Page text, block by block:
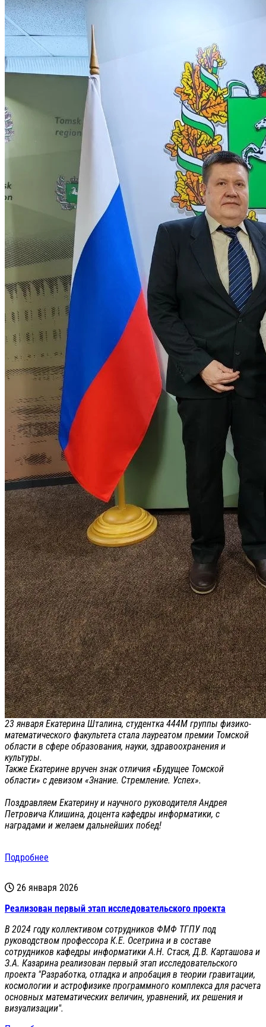
23 января Екатерина Шталина, студентка 444М группы физико-
математического факультета стала лауреатом премии Томской
области в сфере образования, науки, здравоохранения и
культуры.
Также Екатерине вручен знак отличия «Будущее Томской
области» с девизом «Знание. Стремление. Успех».
Поздравляем Екатерину и научного руководителя Андрея
Петровича Клишина, доцента кафедры информатики, с
наградами и желаем дальнейших побед!
Подробнее
26 января 2026
Реализован первый этап исследовательского проекта
В 2024 году коллективом сотрудников ФМФ ТГПУ под
руководством профессора К.Е. Осетрина и в составе
сотрудников кафедры информатики А.Н. Стася, Д.В. Карташова и
З.А. Казарина реализован первый этап исследовательского
проекта "Разработка, отладка и апробация в теории гравитации,
космологии и астрофизике программного комплекса для расчета
основных математических величин, уравнений, их решения и
визуализации".